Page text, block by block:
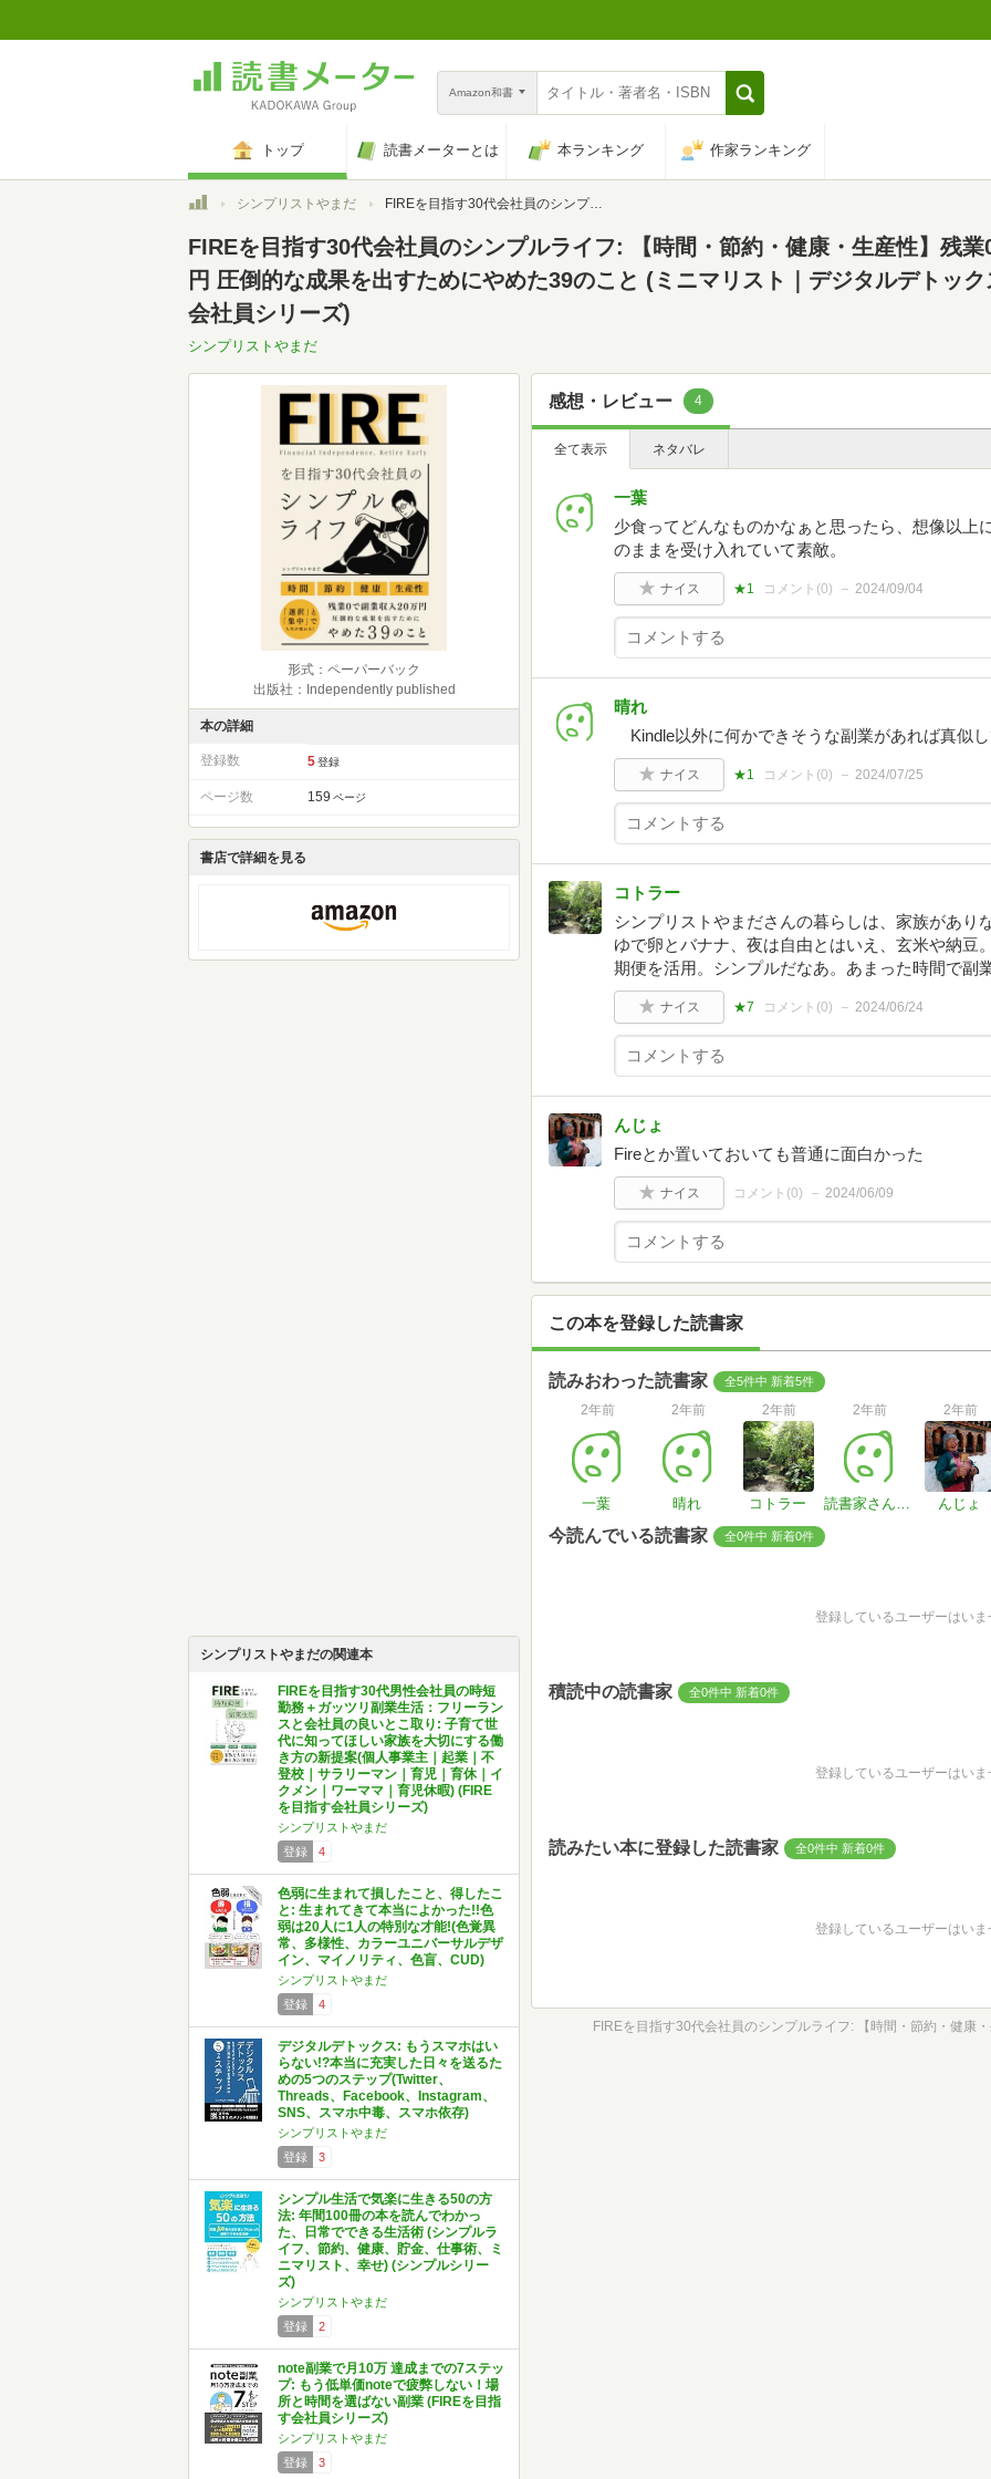
Amazon和書
トップ 読書メーターとは 本ランキング 作家ランキング
トップシンプリストやまだ FIREを目指す30代会社員のシンプルライフ: 【時間・節約・健康・生産性】残業0で副業収入20万円 圧倒的な成果を出すためにやめた39のこと (ミニマリスト｜デジタルデトックス) (FIREを目指す会社員シリーズ)
FIREを目指す30代会社員のシンプルライフ: 【時間・節約・健康・生産性】残
円 圧倒的な成果を出すためにやめた39のこと (ミニマリスト｜デジタルデトッ
会社員シリーズ)
シンプリストやまだ
形式：ペーパーバック
出版社：Independently published
本の詳細
登録数 5 登録
ページ数 159 ページ
書店で詳細を見る
シンプリストやまだの関連本
FIREを目指す30代男性会社員の時短
勤務＋ガッツリ副業生活：フリーラン
スと会社員の良いとこ取り: 子育て世
代に知ってほしい家族を大切にする働
き方の新提案(個人事業主｜起業｜不
登校｜サラリーマン｜育児｜育休｜イ
クメン｜ワーママ｜育児休暇) (FIRE
を目指す会社員シリーズ)
シンプリストやまだ
登録
4
色弱に生まれて損したこと、得したこ
と: 生まれてきて本当によかった!!色
弱は20人に1人の特別な才能!(色覚異
常、多様性、カラーユニバーサルデザ
イン、マイノリティ、色盲、CUD)
シンプリストやまだ
登録
4
デジタルデトックス: もうスマホはい
らない!?本当に充実した日々を送るた
めの5つのステップ(Twitter、
Threads、Facebook、Instagram、
SNS、スマホ中毒、スマホ依存)
シンプリストやまだ
登録
3
シンプル生活で気楽に生きる50の方
法: 年間100冊の本を読んでわかっ
た、日常でできる生活術 (シンプルラ
イフ、節約、健康、貯金、仕事術、ミ
ニマリスト、幸せ) (シンプルシリー
ズ)
シンプリストやまだ
登録
2
note副業で月10万 達成までの7ステッ
プ: もう低単価noteで疲弊しない！場
所と時間を選ばない副業 (FIREを目指
す会社員シリーズ)
シンプリストやまだ
登録
3
感想・レビュー 4
全て表示 ネタバレ
一葉
少食ってどんなものかなぁと思ったら、想像以上
のままを受け入れていて素敵。
ナイス ★1 コメント(0) 2024/09/04
晴れ
Kindle以外に何かできそうな副業があれば真似し
ナイス ★1 コメント(0) 2024/07/25
コトラー
シンプリストやまださんの暮らしは、家族があり
ゆで卵とバナナ、夜は自由とはいえ、玄米や納豆
期便を活用。シンプルだなあ。あまった時間で副
ナイス ★7 コメント(0) 2024/06/24
んじょ
Fireとか置いておいても普通に面白かった
ナイス コメント(0) 2024/06/09
この本を登録した読書家
読みおわった読書家 全5件中 新着5件
2年前
一葉
2年前
晴れ
2年前
コトラー
2年前
読書家さん#EH467Q
2年前
んじょ
今読んでいる読書家 全0件中 新着0件
登録しているユーザーはいま
積読中の読書家 全0件中 新着0件
登録しているユーザーはいま
読みたい本に登録した読書家 全0件中 新着0件
登録しているユーザーはいま